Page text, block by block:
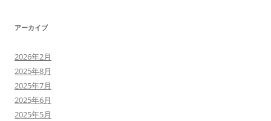
アーカイブ
2026年2月
2025年8月
2025年7月
2025年6月
2025年5月